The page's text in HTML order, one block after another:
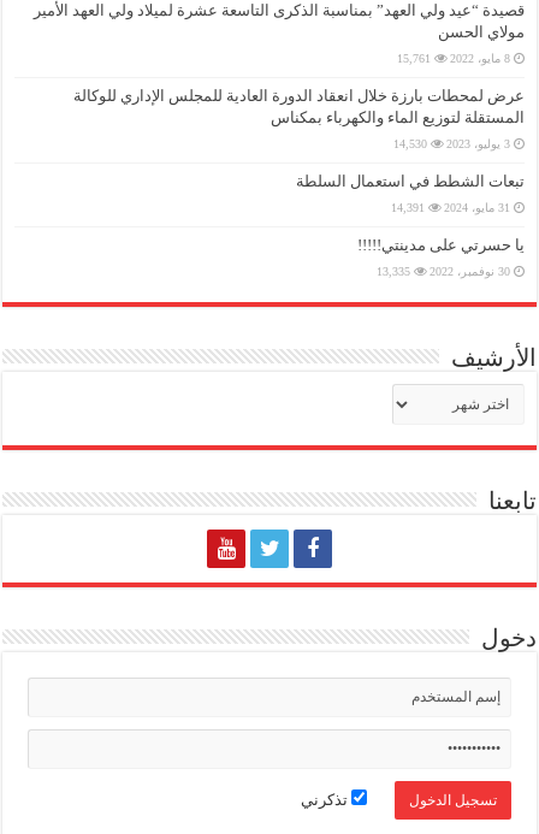
قصيدة “عيد ولي العهد” بمناسبة الذكرى التاسعة عشرة لميلاد ولي العهد الأمير
مولاي الحسن
8 مايو، 2022 15,761
عرض لمحطات بارزة خلال انعقاد الدورة العادية للمجلس الإداري للوكالة
المستقلة لتوزيع الماء والكهرباء بمكناس
3 يوليو، 2023 14,530
تبعات الشطط في استعمال السلطة
31 مايو، 2024 14,391
يا حسرتي على مدينتي!!!!!
30 نوفمبر، 2022 13,335
الأرشيف
الأرشيف
تابعنا
دخول
تذكرني